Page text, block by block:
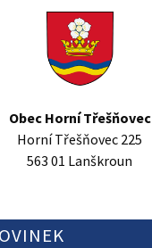
Obec Horní Třešňovec
Horní Třešňovec 225
563 01 Lanškroun